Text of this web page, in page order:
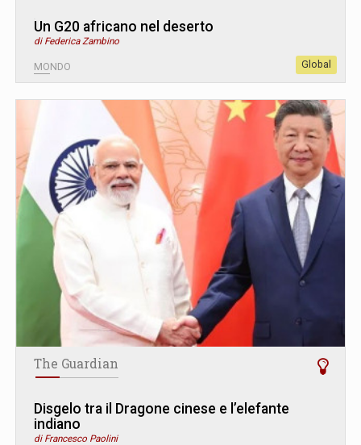
Un G20 africano nel deserto
di Federica Zambino
MONDO Global
The Guardian
Disgelo tra il Dragone cinese e l’elefante
indiano
di Francesco Paolini